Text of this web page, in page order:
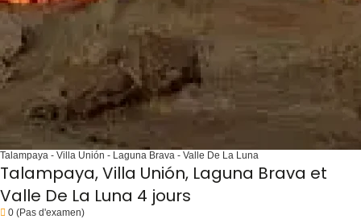
Talampaya - Villa Unión - Laguna Brava - Valle De La Luna
Talampaya, Villa Unión, Laguna Brava et
Valle De La Luna 4 jours
0 (Pas d'examen)